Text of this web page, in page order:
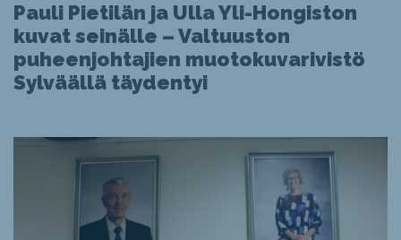
Pauli Pietilän ja Ulla Yli-Hongiston
kuvat seinälle – Valtuuston
puheenjohtajien muotokuvarivistö
Sylväällä täydentyi